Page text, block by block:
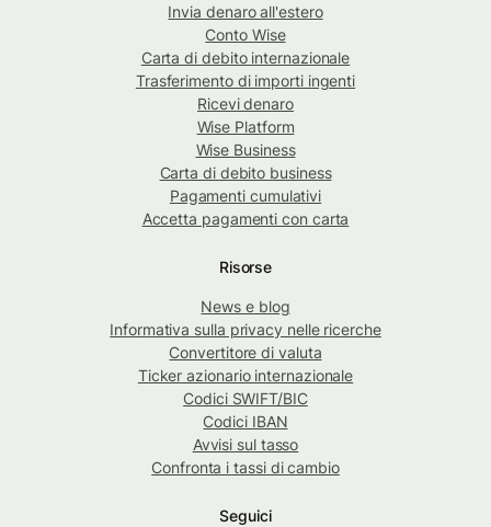
Invia denaro all'estero
Conto Wise
Carta di debito internazionale
Trasferimento di importi ingenti
Ricevi denaro
Wise Platform
Wise Business
Carta di debito business
Pagamenti cumulativi
Accetta pagamenti con carta
Risorse
News e blog
Informativa sulla privacy nelle ricerche
Convertitore di valuta
Ticker azionario internazionale
Codici SWIFT/BIC
Codici IBAN
Avvisi sul tasso
Confronta i tassi di cambio
Seguici